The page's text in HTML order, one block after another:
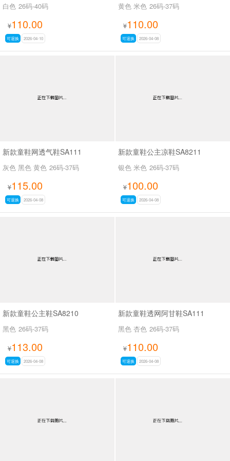
白色 26码-40码
¥110.00
可退换 2026-04-10
黄色 米色 26码-37码
¥110.00
可退换 2026-04-08
新款童鞋网透气鞋SA111
灰色 黑色 黄色 26码-37码
¥115.00
可退换 2026-04-08
新款童鞋公主凉鞋SA8211
银色 米色 26码-37码
¥100.00
可退换 2026-04-08
新款童鞋公主鞋SA8210
黑色 26码-37码
¥113.00
可退换 2026-04-08
新款童鞋透网阿甘鞋SA111
黑色 杏色 26码-37码
¥110.00
可退换 2026-04-08